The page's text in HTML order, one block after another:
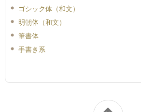
ゴシック体（和文）
明朝体（和文）
筆書体
手書き系